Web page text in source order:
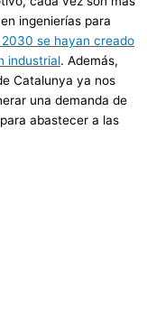
ingenierías para
se hayan creado
industrial. Además,
Catalunya ya nos
una demanda de
abastecer a las